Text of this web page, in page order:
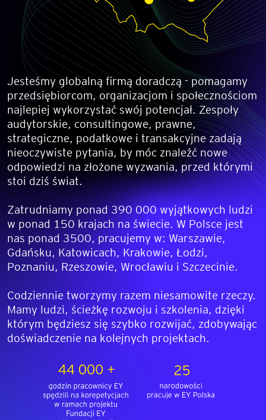
Jesteśmy globalną firmą doradczą - pomagamy
przedsiębiorcom, organizacjom i społecznościom
najlepiej wykorzystać swój potencjał. Zespoły
audytorskie, consultingowe, prawne,
strategiczne, podatkowe i transakcyjne zadają
nieoczywiste pytania, by móc znaleźć nowe
odpowiedzi na złożone wyzwania, przed którymi
stoi dziś świat.
Zatrudniamy ponad 390 000 wyjątkowych ludzi
w ponad 150 krajach na świecie. W Polsce jest
nas ponad 3500, pracujemy w: Warszawie,
Gdańsku, Katowicach, Krakowie, Łodzi,
Poznaniu, Rzeszowie, Wrocławiu i Szczecinie.
Codziennie tworzymy razem niesamowite rzeczy.
Mamy ludzi, ścieżkę rozwoju i szkolenia, dzięki
którym będziesz się szybko rozwijać, zdobywając
doświadczenie na kolejnych projektach.